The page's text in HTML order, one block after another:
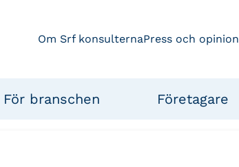
Om Srf konsulternaPress och opinion
För branschen Företagare